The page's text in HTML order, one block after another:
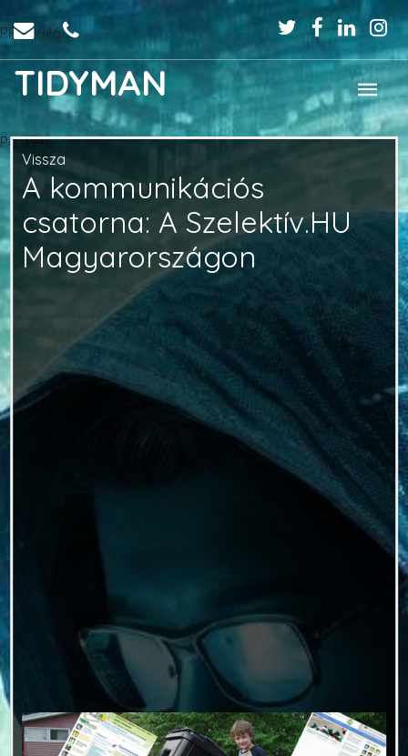
TIDYMAN
PPo :1946
Po :1946
Vissza
A kommunikációs
csatorna: A Szelektív.HU
Magyarországon